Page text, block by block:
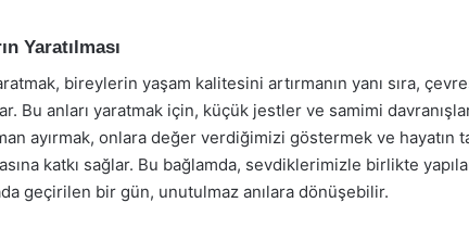
Yaratılması
bireylerin yaşam kalitesini artırmanın yanı sıra,
Bu anları yaratmak için, küçük jestler ve samimi
ayırmak, onlara değer verdiğimizi göstermek ve hayatın
katkı sağlar. Bu bağlamda, sevdiklerimizle birlikte
geçirilen bir gün, unutulmaz anılara dönüşebilir.